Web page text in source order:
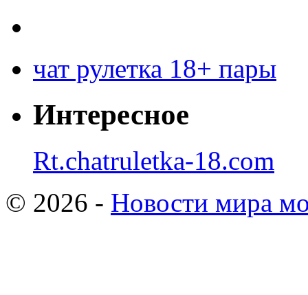
чат рулетка 18+ пары
Интересное
Rt.chatruletka-18.com
© 2026 - Новости мира